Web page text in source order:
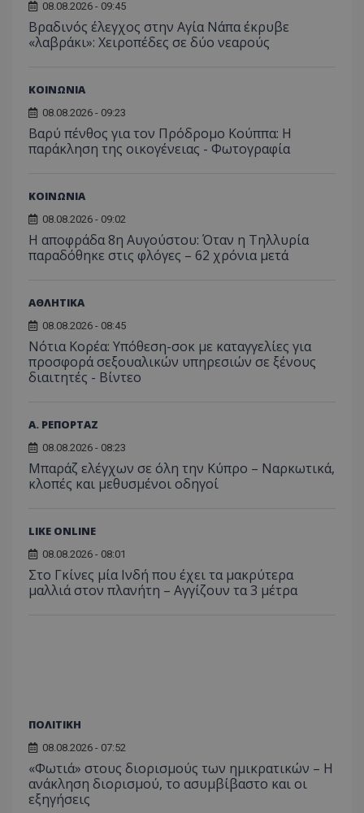
08.08.2026 - 09:45
Βραδινός έλεγχος στην Αγία Νάπα έκρυβε
«λαβράκι»: Χειροπέδες σε δύο νεαρούς
ΚΟΙΝΩΝΙΑ
08.08.2026 - 09:23
Βαρύ πένθος για τον Πρόδρομο Κούππα: Η
παράκληση της οικογένειας - Φωτογραφία
ΚΟΙΝΩΝΙΑ
08.08.2026 - 09:02
Η αποφράδα 8η Αυγούστου: Όταν η Τηλλυρία
παραδόθηκε στις φλόγες – 62 χρόνια μετά
ΑΘΛΗΤΙΚΑ
08.08.2026 - 08:45
Νότια Κορέα: Υπόθεση-σοκ με καταγγελίες για
προσφορά σεξουαλικών υπηρεσιών σε ξένους
διαιτητές - Bίντεο
Α. ΡΕΠΟΡΤΑΖ
08.08.2026 - 08:23
Μπαράζ ελέγχων σε όλη την Κύπρο – Ναρκωτικά,
κλοπές και μεθυσμένοι οδηγοί
LIKE ONLINE
08.08.2026 - 08:01
Στο Γκίνες μία Ινδή που έχει τα μακρύτερα
μαλλιά στον πλανήτη – Αγγίζουν τα 3 μέτρα
ΠΟΛΙΤΙΚΗ
08.08.2026 - 07:52
«Φωτιά» στους διορισμούς των ημικρατικών – Η
ανάκληση διορισμού, το ασυμβίβαστο και οι
εξηγήσεις
_ga_J7RS52TMNC
.tothemaonline.com
1 χρόνος 1
μήνας